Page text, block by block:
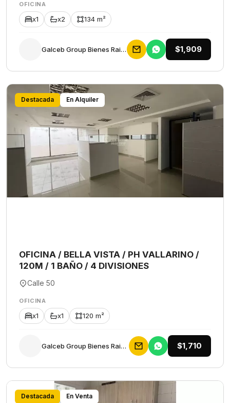
OFICINA
x1 x2 134 m²
Galceb Group Bienes Raices $1,909
Destacada En Alquiler
OFICINA / BELLA VISTA / PH VALLARINO /
120M / 1 BAÑO / 4 DIVISIONES
Calle 50
OFICINA
x1 x1 120 m²
Galceb Group Bienes Raices $1,710
Destacada En Venta